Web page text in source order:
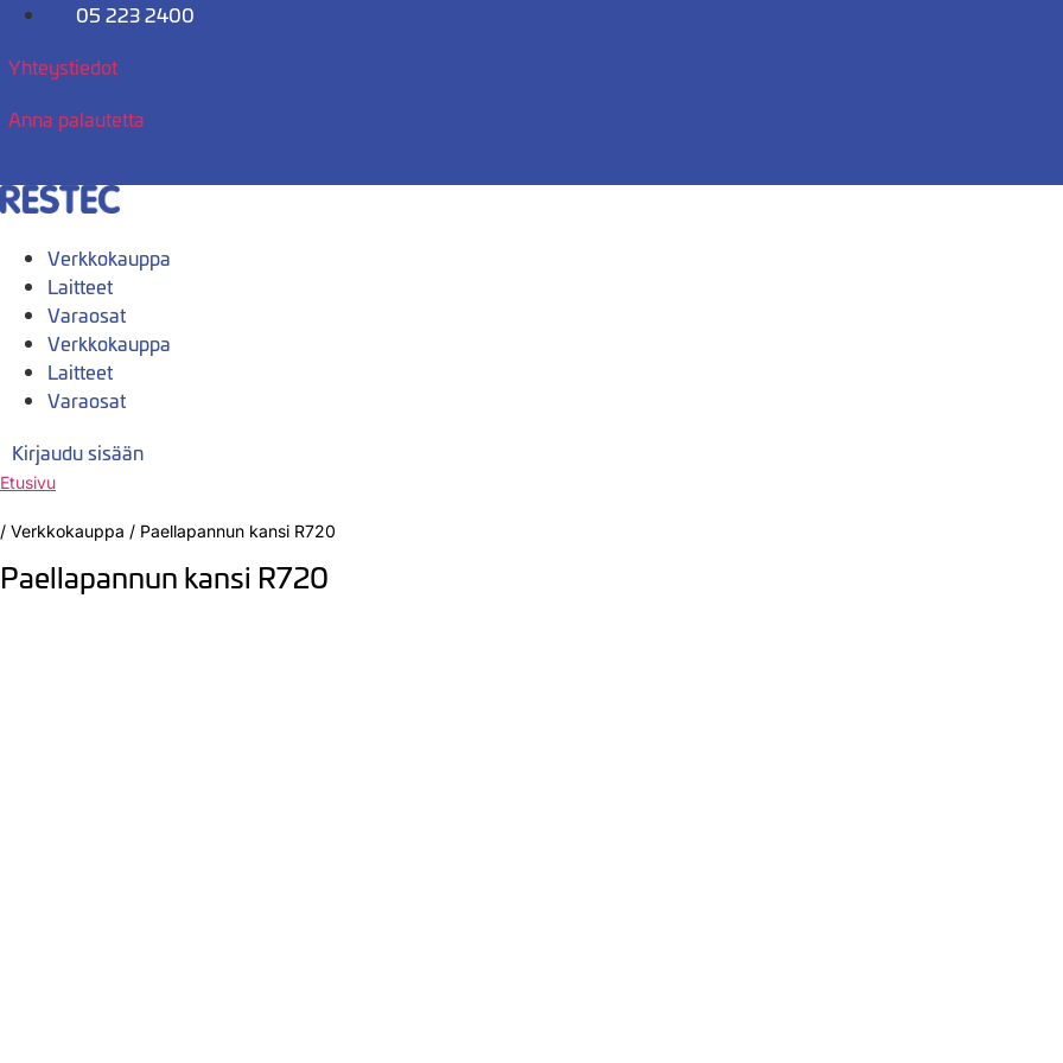
Mene
05 223 2400
Yhteystiedot
Anna palautetta
Verkkokauppa
Laitteet
Varaosat
Verkkokauppa
Laitteet
Varaosat
Kirjaudu sisään
Etusivu
/ Verkkokauppa / Paellapannun kansi R720
Paellapannun kansi R720